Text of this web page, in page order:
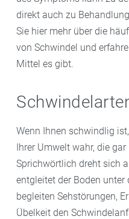
direkt auch zu
Sie hier mehr über die
von Schwindel und
Mittel es gibt.
Wenn Ihnen schwindlig
Ihrer Umwelt wahr, die
Sprichwörtlich dreht sich
entgleitet der Boden
begleiten Sehstörungen,
Übelkeit den